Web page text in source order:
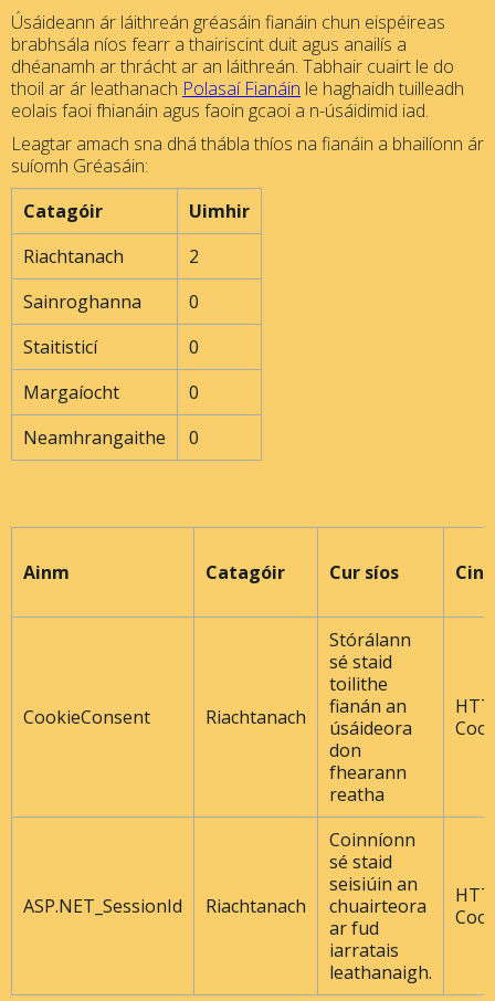
Úsáideann ár láithreán gréasáin fianáin chun eispéireas
brabhsála níos fearr a thairiscint duit agus anailís a
dhéanamh ar thrácht ar an láithreán. Tabhair cuairt le do
thoil ar ár leathanach Polasaí Fianáin le haghaidh tuilleadh
eolais faoi fhianáin agus faoin gcaoi a n-úsáidimid iad.
Leagtar amach sna dhá thábla thíos na fianáin a bhailíonn ár
suíomh Gréasáin:
Catagóir
Uimhir
Riachtanach
2
Sainroghanna
0
Staitisticí
0
Margaíocht
0
Neamhrangaithe
0
Ainm Catagóir Cur síos
CookieConsent Riachtanach
Stórálann
sé staid
toilithe
fianán an
úsáideora
don
fhearann ​​
reatha
ASP.NET_SessionId Riachtanach
Coinníonn
sé staid
seisiúin an
chuairteora
ar fud
iarratais
leathanaigh.